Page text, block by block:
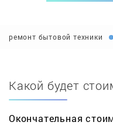
ремонт бытовой техники
Какой будет
Окончательная